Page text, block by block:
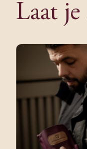
Laat je